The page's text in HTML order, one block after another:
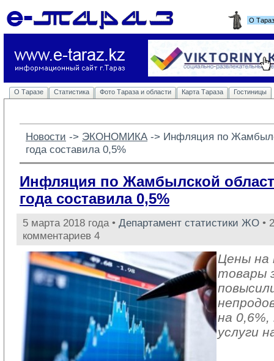
О
О Таразе Статистика Фото Тараза и области Карта Тараза Гостиницы
Новости -> ЭКОНОМИКА -> Инфляция по
года составила 0,5%
Инфляция по Жамбылской
года составила 0,5%
5 марта 2018 года • Департамент статистики ЖО •
комментариев 4
Цены на
товары
на
услуги